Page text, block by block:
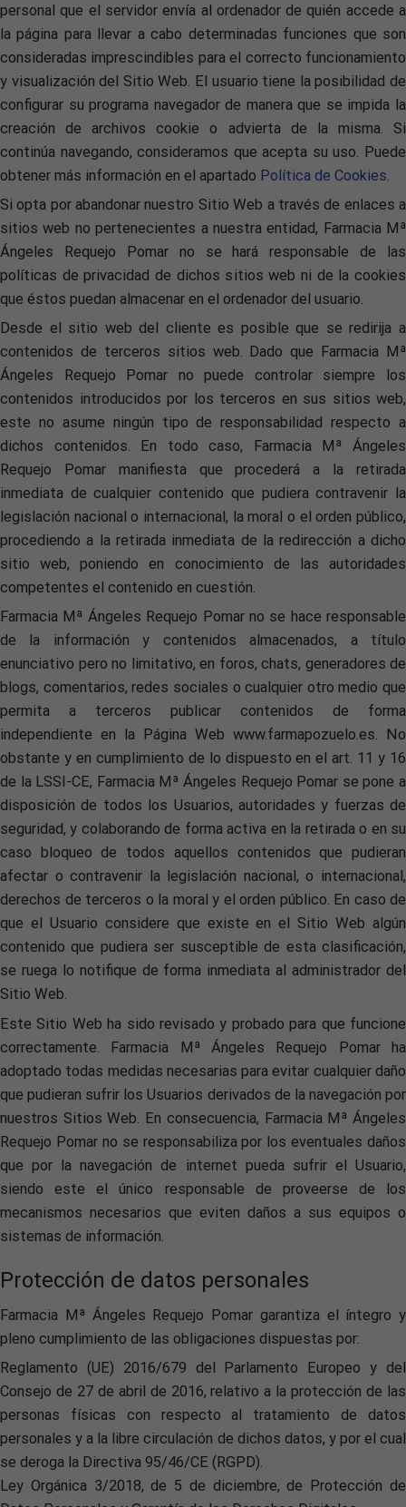
personal que el servidor envía al ordenador de quién accede a
la página para llevar a cabo determinadas funciones que son
consideradas imprescindibles para el correcto funcionamiento
y visualización del Sitio Web. El usuario tiene la posibilidad de
configurar su programa navegador de manera que se impida la
creación de archivos cookie o advierta de la misma. Si
continúa navegando, consideramos que acepta su uso. Puede
obtener más información en el apartado Política de Cookies
Si opta por abandonar nuestro Sitio Web a través de enlaces a
sitios web no pertenecientes a nuestra entidad, Farmacia Mª
Ángeles Requejo Pomar no se hará responsable de las
políticas de privacidad de dichos sitios web ni de la cookies
que éstos puedan almacenar en el ordenador del usuario.
Desde el sitio web del cliente es posible que se redirija a
contenidos de terceros sitios web. Dado que Farmacia Mª
Ángeles Requejo Pomar no puede controlar siempre los
contenidos introducidos por los terceros en sus sitios web,
este no asume ningún tipo de responsabilidad respecto a
dichos contenidos. En todo caso, Farmacia Mª Ángeles
Requejo Pomar manifiesta que procederá a la retirada
inmediata de cualquier contenido que pudiera contravenir la
legislación nacional o internacional, la moral o el orden público,
procediendo a la retirada inmediata de la redirección a dicho
sitio web, poniendo en conocimiento de las autoridades
competentes el contenido en cuestión.
Farmacia Mª Ángeles Requejo Pomar no se hace responsable
de la información y contenidos almacenados, a título
enunciativo pero no limitativo, en foros, chats, generadores de
blogs, comentarios, redes sociales o cualquier otro medio que
permita a terceros publicar contenidos de forma
independiente en la Página Web www.farmapozuelo.es. No
obstante y en cumplimiento de lo dispuesto en el art. 11 y 16
de la LSSI-CE, Farmacia Mª Ángeles Requejo Pomar se pone a
disposición de todos los Usuarios, autoridades y fuerzas de
seguridad, y colaborando de forma activa en la retirada o en su
caso bloqueo de todos aquellos contenidos que pudieran
afectar o contravenir la legislación nacional, o internacional,
derechos de terceros o la moral y el orden público. En caso de
que el Usuario considere que existe en el Sitio Web algún
contenido que pudiera ser susceptible de esta clasificación,
se ruega lo notifique de forma inmediata al administrador del
Sitio Web.
Este Sitio Web ha sido revisado y probado para que funcione
correctamente. Farmacia Mª Ángeles Requejo Pomar ha
adoptado todas medidas necesarias para evitar cualquier daño
que pudieran sufrir los Usuarios derivados de la navegación por
nuestros Sitios Web. En consecuencia, Farmacia Mª Ángeles
Requejo Pomar no se responsabiliza por los eventuales daños
que por la navegación de internet pueda sufrir el Usuario,
siendo este el único responsable de proveerse de los
mecanismos necesarios que eviten daños a sus equipos o
sistemas de información.
Protección de datos personales
Farmacia Mª Ángeles Requejo Pomar garantiza el íntegro y
pleno cumplimiento de las obligaciones dispuestas por:
Reglamento (UE) 2016/679 del Parlamento Europeo y del
Consejo de 27 de abril de 2016, relativo a la protección de las
personas físicas con respecto al tratamiento de datos
personales y a la libre circulación de dichos datos, y por el cual
se deroga la Directiva 95/46/CE (RGPD).
Ley Orgánica 3/2018, de 5 de diciembre, de Protección de